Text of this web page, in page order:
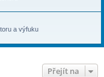
a výfuku
Přejít na